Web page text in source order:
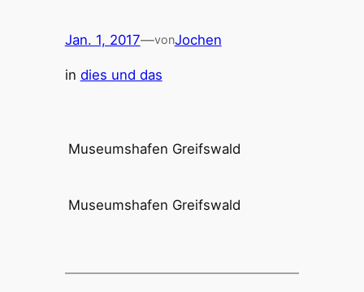
Jan. 1, 2017—vonJochen
in dies und das
Museumshafen Greifswald
Museumshafen Greifswald